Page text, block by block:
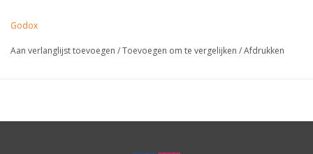
Godox
Aan verlanglijst toevoegen /Toevoegen om te vergelijken /Afdrukken